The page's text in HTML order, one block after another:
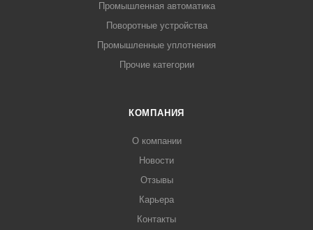
Промышленная автоматика
Поворотные устройства
Промышленные уплотнения
Прочие категории
КОМПАНИЯ
О компании
Новости
Отзывы
Карьера
Контакты